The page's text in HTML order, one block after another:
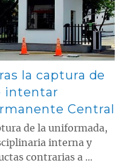
la captura de
intentar
Central
de la uniformada,
interna y
contrarias a ...